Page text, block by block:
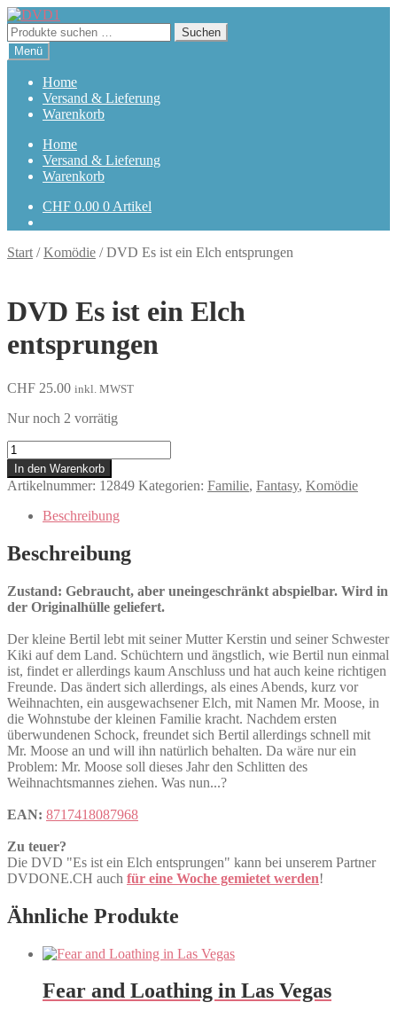
Zur
Navigation
springen
Zum
Inhalt
springen
Suchen
nach:
Suchen
Menü
Home
Versand & Lieferung
Warenkorb
Home
Versand & Lieferung
Warenkorb
CHF 0.00 0 Artikel
Start /Komödie /DVD Es ist ein Elch entsprungen
DVD Es ist ein Elch
entsprungen
CHF 25.00 inkl. MWST
Nur noch 2 vorrätig
Es
ist
ein
Elch
entsprungen
Menge
In den Warenkorb
Artikelnummer: 12849 Kategorien: Familie, Fantasy, Komödie
Beschreibung
Beschreibung
Zustand: Gebraucht, aber uneingeschränkt abspielbar. Wird in
der Originalhülle geliefert.
Der kleine Bertil lebt mit seiner Mutter Kerstin und seiner Schwester
Kiki auf dem Land. Schüchtern und ängstlich, wie Bertil nun einmal
ist, findet er allerdings kaum Anschluss und hat auch keine richtigen
Freunde. Das ändert sich allerdings, als eines Abends, kurz vor
Weihnachten, ein ausgewachsener Elch, mit Namen Mr. Moose, in
die Wohnstube der kleinen Familie kracht. Nachdem ersten
überwundenen Schock, freundet sich Bertil allerdings schnell mit
Mr. Moose an und will ihn natürlich behalten. Da wäre nur ein
Problem: Mr. Moose soll dieses Jahr den Schlitten des
Weihnachtsmannes ziehen. Was nun...?
EAN: 8717418087968
Zu teuer?
Die DVD "Es ist ein Elch entsprungen" kann bei unserem Partner
DVDONE.CH auch für eine Woche gemietet werden!
Ähnliche Produkte
Fear and Loathing in Las Vegas